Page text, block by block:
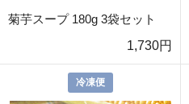
菊芋スープ 180g 3袋セット
1,730円
冷凍便